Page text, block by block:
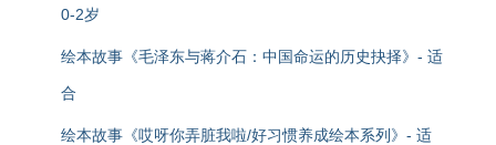
0-2岁
绘本故事《毛泽东与蒋介石：中国命运的历史抉择》- 适
合
绘本故事《哎呀你弄脏我啦/好习惯养成绘本系列》- 适